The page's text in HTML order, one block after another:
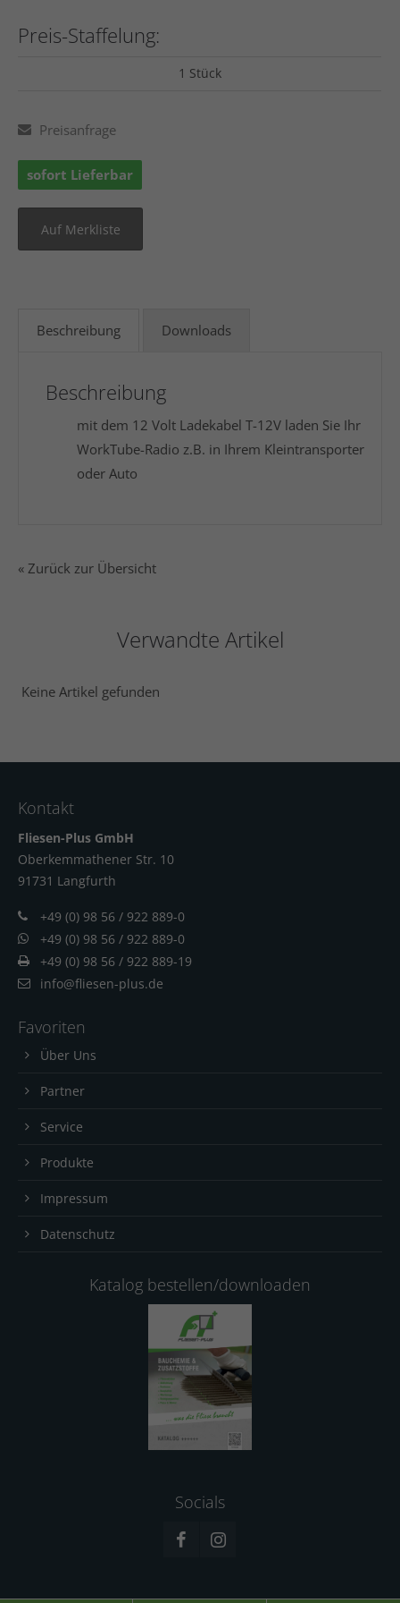
Preis-Staffelung:
1 Stück
Preisanfrage
sofort Lieferbar
Beschreibung Downloads
Beschreibung
mit dem 12 Volt Ladekabel T-12V laden Sie Ihr
WorkTube-Radio z.B. in Ihrem Kleintransporter
oder Auto
« Zurück zur Übersicht
Verwandte Artikel
Keine Artikel gefunden
Kontakt
Fliesen-Plus GmbH
Oberkemmathener Str. 10
91731 Langfurth
+49 (0) 98 56 / 922 889-0
+49 (0) 98 56 / 922 889-0
+49 (0) 98 56 / 922 889-19
info@fliesen-plus.de
Favoriten
Über Uns
Partner
Service
Produkte
Impressum
Datenschutz
Katalog bestellen/downloaden
Socials